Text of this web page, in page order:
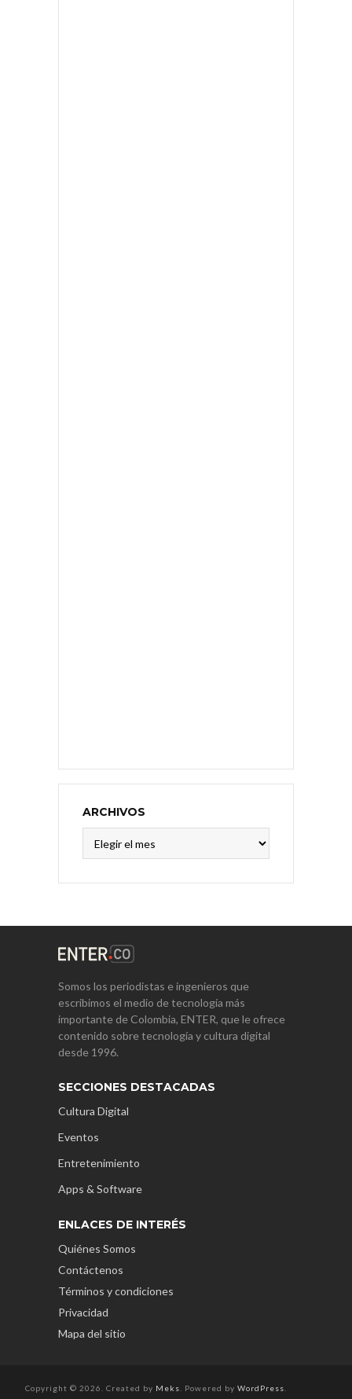
ARCHIVOS
Somos los periodistas e ingenieros que
escribimos el medio de tecnología más
importante de Colombia, ENTER, que le ofrece
contenido sobre tecnología y cultura digital
desde 1996.
SECCIONES DESTACADAS
Cultura Digital
Eventos
Entretenimiento
Apps & Software
ENLACES DE INTERÉS
Quiénes Somos
Contáctenos
Términos y condiciones
Privacidad
Mapa del sitio
Copyright © 2026. Created by Meks . Powered by WordPress